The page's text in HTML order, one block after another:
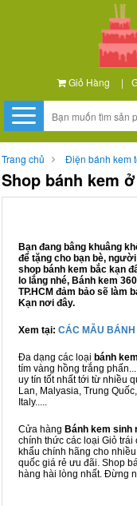
Giỏ Hàng |
Trang chủ Điện bánh kem
Shop bánh kem
Bạn đang bâng khuâng
để tặng cho bạn bè,
shop bánh kem bắc kạn
lo lắng nhé, Bánh kem
TP.HCM đảm bảo sẽ làm
Kạn nơi đây.
Xem tại: CÁC MẪU
Đa dạng các loại bánh
tím vàng hồng trắng
uy tín tốt nhất tới từ nhiều
Lan, Malyasia, Trung
Italy.....
Cửa hàng Bánh kem sinh
chính thức các loại Giỏ trái
khẩu chính hãng cho
quốc giá rẻ ưu đãi. Shop
hàng hài lòng nhất. Đừng